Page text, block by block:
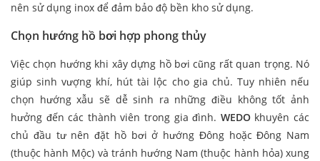
nên sử dụng inox để đảm bảo độ bền kho sử dụng.
Chọn hướng hồ bơi hợp phong thủy
Việc chọn hướng khi xây dựng hồ bơi cũng rất quan trọng. Nó
giúp sinh vượng khí, hút tài lộc cho gia chủ. Tuy nhiên nếu
chọn hướng xẫu sẽ dễ sinh ra những điều không tốt ảnh
hưởng đến các thành viên trong gia đình. WEDO khuyên các
chủ đầu tư nên đặt hồ bơi ở hướng Đông hoặc Đông Nam
(thuộc hành Mộc) và tránh hướng Nam (thuộc hành hỏa) xung